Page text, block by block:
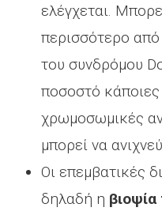
ελέγχεται.
περισσότερο
του συνδρόμου
ποσοστό κάποιες
χρωμοσωμικές
μπορεί να
Οι επεμβατικές
δηλαδή η